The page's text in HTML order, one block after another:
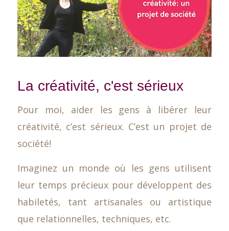
La créativité, c'est sérieux
Pour moi, aider les gens à libérer leur
créativité, c’est sérieux. C’est un projet de
société!
Imaginez un monde où les gens utilisent
leur temps précieux pour développent des
habiletés, tant artisanales ou artistique
que relationnelles, techniques, etc.